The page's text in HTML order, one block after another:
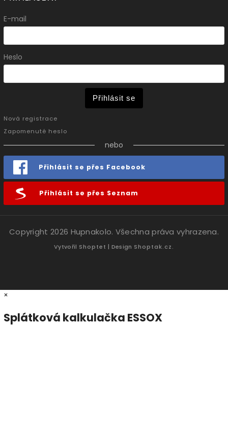
E-mail
Heslo
Přihlásit se
Nová registrace
Zapomenuté heslo
nebo
Přihlásit se přes Facebook
Přihlásit se přes Seznam
Copyright 2026 Hupnakolo. Všechna práva vyhrazena.
Vytvořil Shoptet | Design Shoptak.cz.
×
Splátková kalkulačka ESSOX